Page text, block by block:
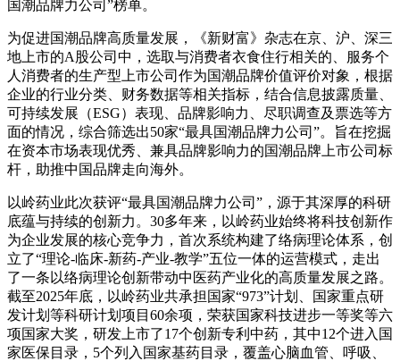
国潮品牌力公司”榜单。
为促进国潮品牌高质量发展，《新财富》杂志在京、沪、深三
地上市的A股公司中，选取与消费者衣食住行相关的、服务个
人消费者的生产型上市公司作为国潮品牌价值评价对象，根据
企业的行业分类、财务数据等相关指标，结合信息披露质量、
可持续发展（ESG）表现、品牌影响力、尽职调查及票选等方
面的情况，综合筛选出50家“最具国潮品牌力公司”。旨在挖掘
在资本市场表现优秀、兼具品牌影响力的国潮品牌上市公司标
杆，助推中国品牌走向海外。
以岭药业此次获评“最具国潮品牌力公司”，源于其深厚的科研
底蕴与持续的创新力。30多年来，以岭药业始终将科技创新作
为企业发展的核心竞争力，首次系统构建了络病理论体系，创
立了“理论-临床-新药-产业-教学”五位一体的运营模式，走出
了一条以络病理论创新带动中医药产业化的高质量发展之路。
截至2025年底，以岭药业共承担国家“973”计划、国家重点研
发计划等科研计划项目60余项，荣获国家科技进步一等奖等六
项国家大奖，研发上市了17个创新专利中药，其中12个进入国
家医保目录，5个列入国家基药目录，覆盖心脑血管、呼吸、